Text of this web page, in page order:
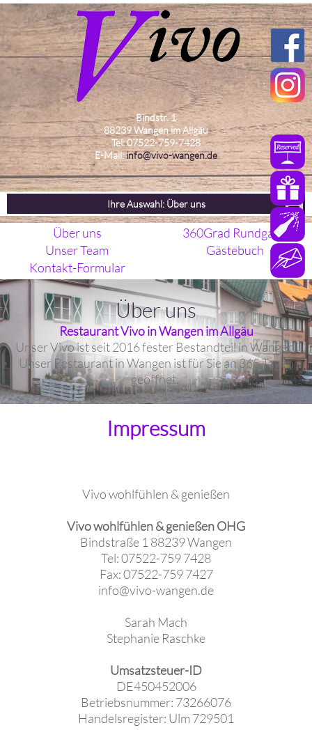
Bindstr. 1
88239 Wangen im Allgäu
Tel: 07522-759-7428
E-Mail:info@vivo-wangen.de
Ihre Auswahl: Über uns
Über uns
360Grad Rundgang
Unser Team
Gästebuch
Kontakt-Formular
Über uns
Restaurant Vivo in Wangen im Allgäu
Unser Vivo ist seit 2016 fester Bestandteil in Wangen.
Unser Restaurant in Wangen ist für Sie an 365 Tagen
geöffnet.
Impressum
Vivo wohlfühlen & genießen
Vivo wohlfühlen & genießen OHG
Bindstraße 1 88239 Wangen
Tel: 07522-759 7428
Fax: 07522-759 7427
info@vivo-wangen.de
Sarah Mach
Stephanie Raschke
Umsatzsteuer-ID
DE450452006
Betriebsnummer: 73266076
Handelsregister: Ulm 729501